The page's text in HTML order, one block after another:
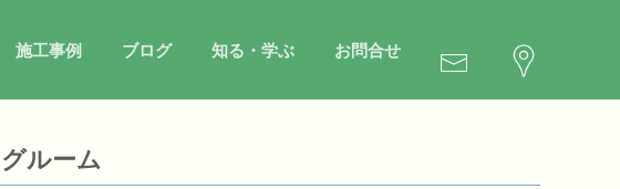
施工事例 ブログ 知る・学ぶ お問合せ
ルーム